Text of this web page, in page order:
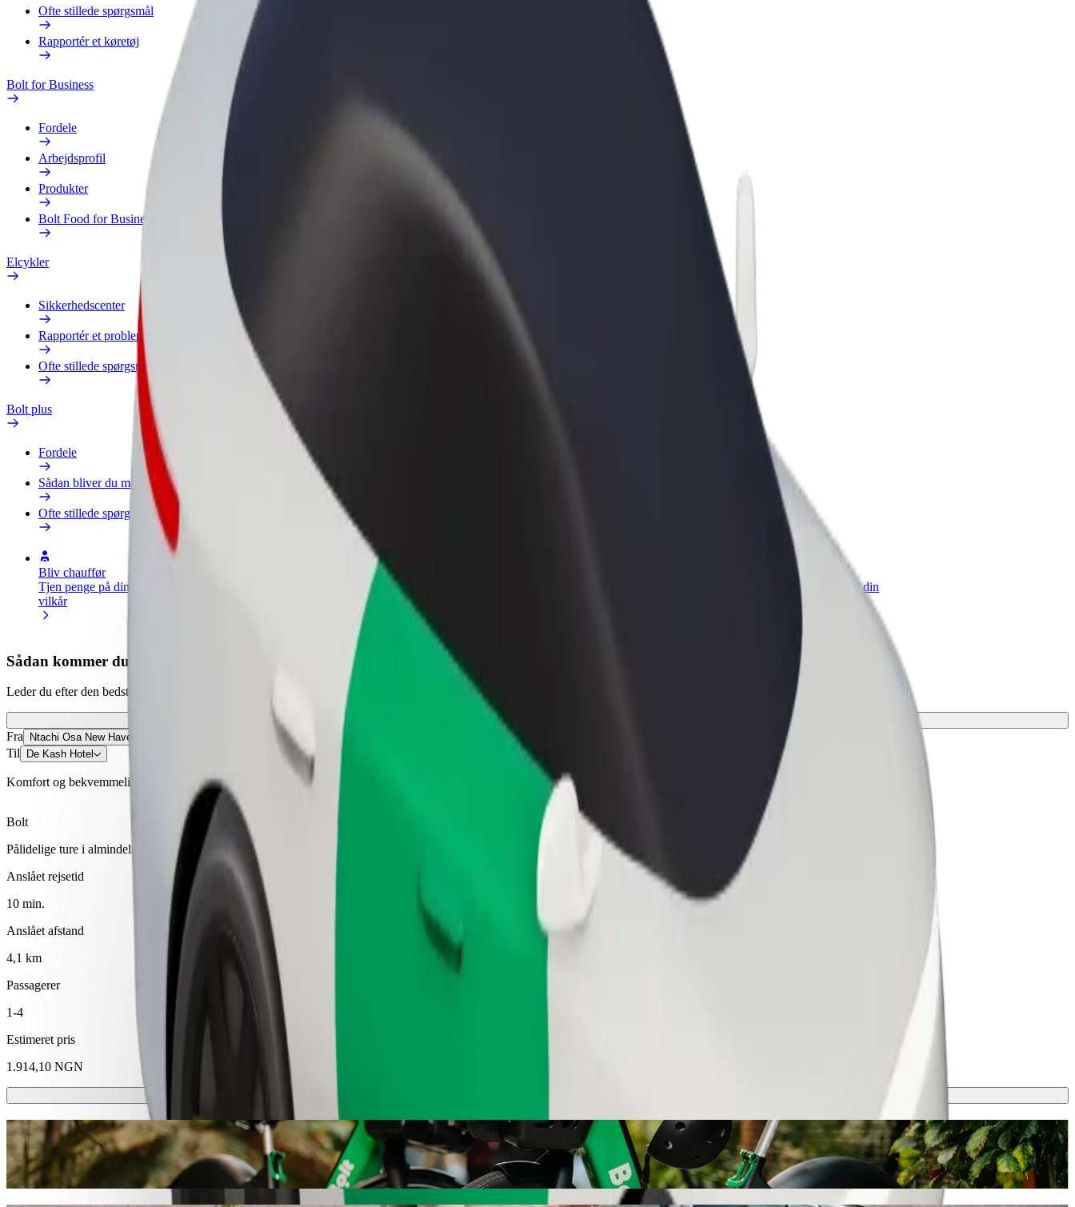
Ofte stillede spørgsmål
Rapportér et køretøj
Bolt for Business
Fordele
Arbejdsprofil
Produkter
Bolt Food for Business
Elcykler
Sikkerhedscenter
Rapportér et problem
Ofte stillede spørgsmål
Bolt plus
Fordele
Sådan bliver du medlem
Ofte stillede spørgsmål
Bliv chauffør
Tjen penge på dine
vilkår
Tilføj restaurant eller butik
Nå flere kunder og øg din
indtjening
Bolt-produkter og tjenester skaleret til din
Sådan kommer du fra Ntachi Osa New Haven til De Kash Hotel
Leder du efter den bedste måde at komme fra Ntachi Osa New Haven til De Kash Hotel? Udforsk vores tjenester og find den perfekte til din rejse.
Fra Ntachi Osa New Haven
Til De Kash Hotel
Komfort og bekvemmelighed er kun et par tryk væk!
Bolt
Pålidelige ture i almindelige mellemstore biler.
Anslået rejsetid
10 min.
Anslået afstand
4,1 km
Passagerer
1-4
Estimeret pris
1.914,10 NGN
Løbehjul eller elcykler
Kom rundt i Enugu med løbehjul eller elcykler
Få Bolt-appen